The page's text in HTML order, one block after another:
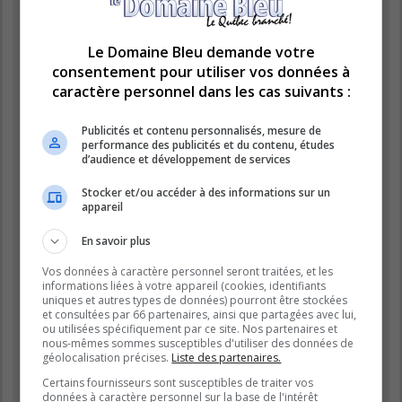
responsable des conditions suivantes. Si vous n’acceptez pas d’être
légalement responsable de toutes les conditions suivantes, veuillez ne
pas utiliser et accéder à « LE DOMAINE BLEU ». Nous pouvons modifier
ces conditions à n’importe quel moment et nous essaierons de vous
informer de ces modifications, bien que nous vous conseillons de vérifier
régulièrement par vous-même. En effet, si vous continuez à participer à
mises à jour.
Nos forums sont développés par phpBB (désignés ci-après par « logiciel
phpBB » et « phpBB Limited ») qui est un logiciel de forum de discussions
déclaré sous la «licence publique générale GNU 2.0
» et qui peut être
téléchargé surle site de phpBB
seul but de faciliter les discussions sur internet et phpBB Limited ne peut
en aucun cas être tenu comme responsable de la conduite et du contenu
d’informations concernant phpBB, veuillez consulterle site de phpBB
(en anglais).
Vous acceptez de ne publier aucun contenu à caractère abusif, obscène,
vulgaire, diffamatoire, choquant, menaçant, pornographique, etc. qui
pourrait transgresser la législation de votre pays, du pays dans lequel le
serveur de « LE DOMAINE BLEU » est hébergé ou encore la loi
internationale. Si vous ne respectez pas ces dispositions, vous vous
exposez à un bannissement immédiat et définitif et nous nous réservons
Le Domaine Bleu demande votre
consentement pour utiliser vos données à
caractère personnel dans les cas suivants :
Publicités et contenu personnalisés, mesure de
performance des publicités et du contenu, études
d’audience et développement de services
Stocker et/ou accéder à des informations sur un
appareil
En savoir plus
Vos données à caractère personnel seront traitées, et les
informations liées à votre appareil (cookies, identifiants
uniques et autres types de données) pourront être stockées
et consultées par 66 partenaires, ainsi que partagées avec lui,
ou utilisées spécifiquement par ce site. Nos partenaires et
nous-mêmes sommes susceptibles d'utiliser des données de
géolocalisation précises. Liste des partenaires.
Certains fournisseurs sont susceptibles de traiter vos
données à caractère personnel sur la base de l'intérêt